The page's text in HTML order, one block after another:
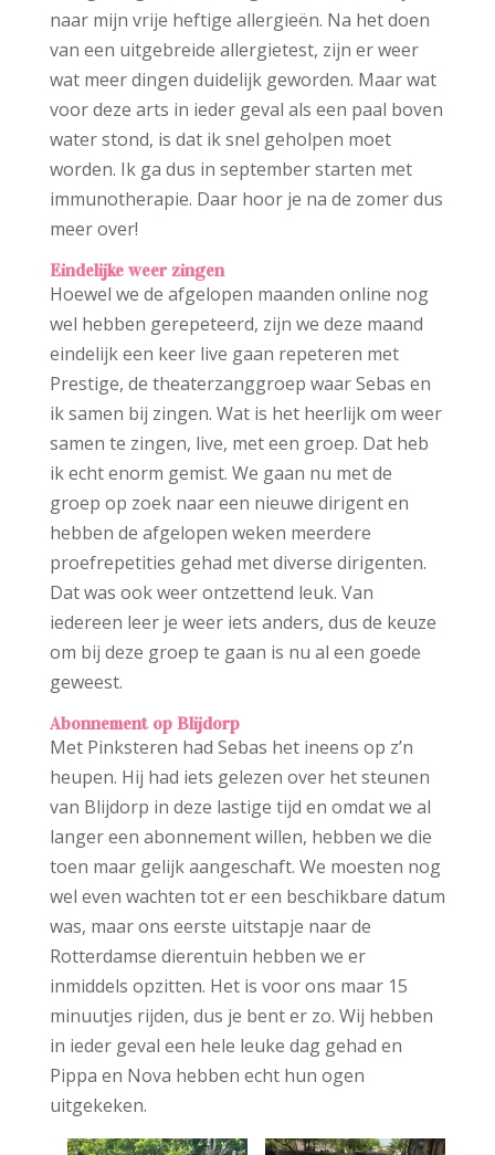
naar mijn vrije heftige allergieën. Na het doen
van een uitgebreide allergietest, zijn er weer
wat meer dingen duidelijk geworden. Maar wat
voor deze arts in ieder geval als een paal boven
water stond, is dat ik snel geholpen moet
worden. Ik ga dus in september starten met
immunotherapie. Daar hoor je na de zomer dus
meer over!
Eindelijke weer zingen
Hoewel we de afgelopen maanden online nog
wel hebben gerepeteerd, zijn we deze maand
eindelijk een keer live gaan repeteren met
Prestige, de theaterzanggroep waar Sebas en
ik samen bij zingen. Wat is het heerlijk om weer
samen te zingen, live, met een groep. Dat heb
ik echt enorm gemist. We gaan nu met de
groep op zoek naar een nieuwe dirigent en
hebben de afgelopen weken meerdere
proefrepetities gehad met diverse dirigenten.
Dat was ook weer ontzettend leuk. Van
iedereen leer je weer iets anders, dus de keuze
om bij deze groep te gaan is nu al een goede
geweest.
Abonnement op Blijdorp
Met Pinksteren had Sebas het ineens op z’n
heupen. Hij had iets gelezen over het steunen
van Blijdorp in deze lastige tijd en omdat we al
langer een abonnement willen, hebben we die
toen maar gelijk aangeschaft. We moesten nog
wel even wachten tot er een beschikbare datum
was, maar ons eerste uitstapje naar de
Rotterdamse dierentuin hebben we er
inmiddels opzitten. Het is voor ons maar 15
minuutjes rijden, dus je bent er zo. Wij hebben
in ieder geval een hele leuke dag gehad en
Pippa en Nova hebben echt hun ogen
uitgekeken.